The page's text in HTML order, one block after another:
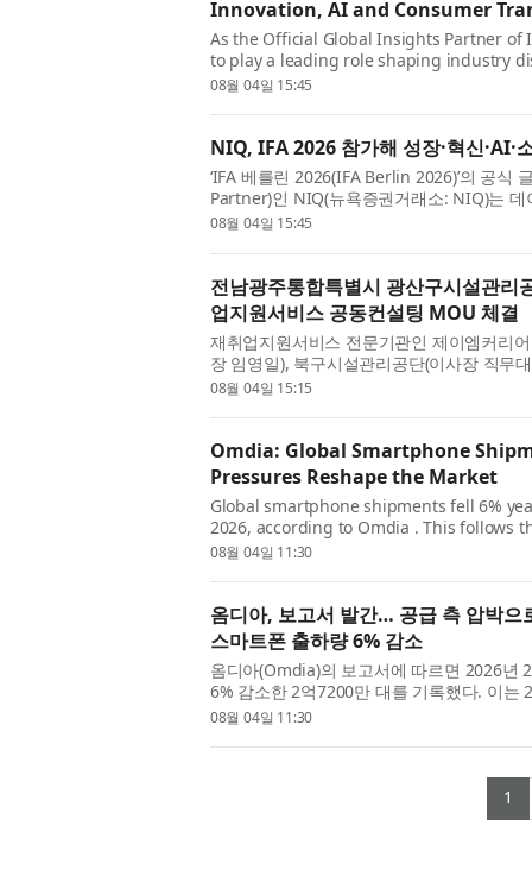
Innovation, AI and Consumer
As the Official Global Insights Partner of
to play a leading role shaping industry
intelligence, and human insig...
08월 04일 15:45
NIQ, IFA 2026 참가해 성장·혁신·AI·
‘IFA 베를린 2026(IFA Berlin 2026)’의 공
Partner)인 NIQ(뉴욕증권거래소: NIQ)는
성장, 혁신, 소비자 행동을 재...
08월 04일 15:45
전남광주통합특별시 광산구시설관리
업지원서비스 공동컨설팅 MOU 체결
재취업지원서비스 전문기관인 제이엠커리
장 임영일), 북구시설관리공단(이사장 직무
협약(MOU)’을 체결했다고 4일 밝혔다...
08월 04일 15:15
Omdia: Global Smartphone
Pressures Reshape the Market
Global smartphone shipments fell 6%
2026, according to Omdia . This follows
gave way to the adjustment phase of the
08월 04일 11:30
옴디아, 보고서 발간… 공급 측 압박으
스마트폰 출하량 6% 감소
옴디아(Omdia)의 보고서에 따르면 2026년
6% 감소한 2억7200만 대를 기록했다. 이는
비용 사이클의 조정 국면으로 전환된 데...
08월 04일 11:30
1